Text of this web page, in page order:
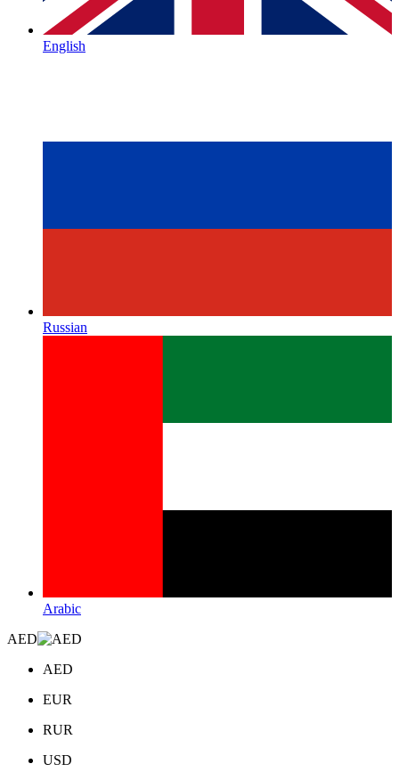
English
Russian
Arabic
AED
AED
EUR
RUR
USD